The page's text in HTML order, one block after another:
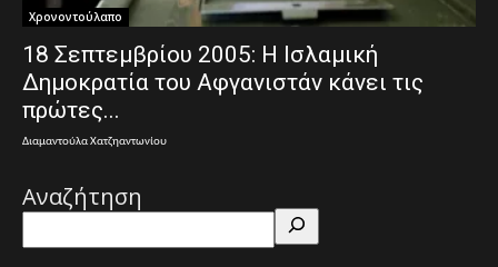
Χρονοντούλαπο
18 Σεπτεμβρίου 2005: Η Ισλαμική
Δημοκρατία του Αφγανιστάν κάνει τις
πρώτες...
Διαμαντούλα Χατζηαντωνίου
Αναζήτηση